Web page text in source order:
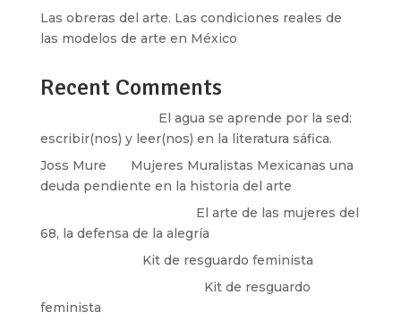
Las obreras del arte. Las condiciones reales de
las modelos de arte en México
Recent Comments
El agua se aprende por la sed:
escribir(nos) y leer(nos) en la literatura sáfica.
Joss Mure
Mujeres Muralistas Mexicanas una
deuda pendiente en la historia del arte
El arte de las mujeres del
68, la defensa de la alegría
Kit de resguardo feminista
Kit de resguardo
feminista